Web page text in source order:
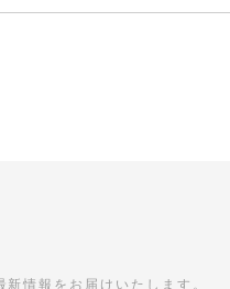
情報をお届けいたします。